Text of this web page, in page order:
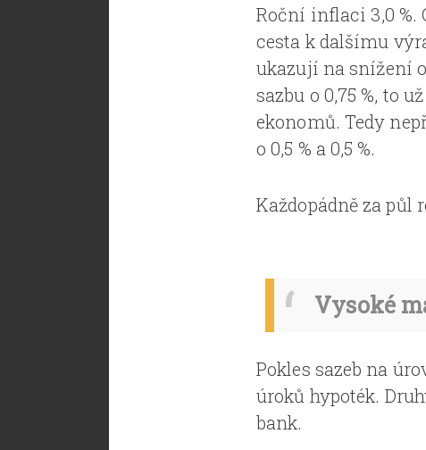
Roční inflaci 3,0 %.
cesta k dalšímu
ukazují na snížení
sazbu o 0,75 %, to
ekonomů. Tedy
o 0,5 % a 0,5 %.
Každopádně za půl
Vysoké
Pokles sazeb na
úroků hypoték.
bank.